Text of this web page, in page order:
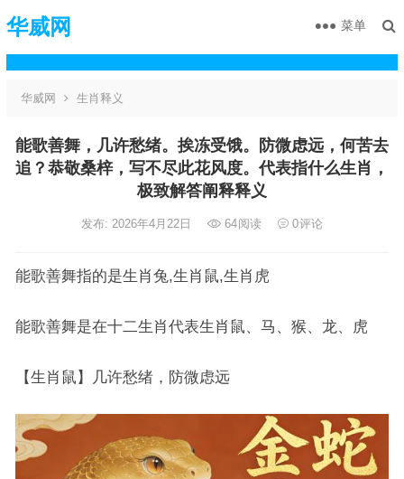
华威网 菜单
华威网 生肖释义
能歌善舞，几许愁绪。挨冻受饿。防微虑远，何苦去
追？恭敬桑梓，写不尽此花风度。代表指什么生肖，
极致解答阐释释义
发布: 2026年4月22日 64阅读 0评论
能歌善舞指的是生肖兔,生肖鼠,生肖虎
能歌善舞是在十二生肖代表生肖鼠、马、猴、龙、虎
【生肖鼠】几许愁绪，防微虑远